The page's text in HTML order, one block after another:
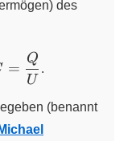
des
=
U
Q
.
(benannt
Michael